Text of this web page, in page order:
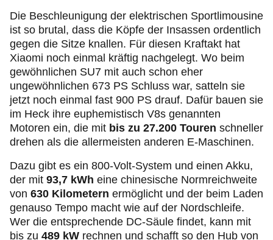
Die Beschleunigung der elektrischen Sportlimousine
ist so brutal, dass die Köpfe der Insassen ordentlich
gegen die Sitze knallen. Für diesen Kraftakt hat
Xiaomi noch einmal kräftig nachgelegt. Wo beim
gewöhnlichen SU7 mit auch schon eher
ungewöhnlichen 673 PS Schluss war, satteln sie
jetzt noch einmal fast 900 PS drauf. Dafür bauen sie
im Heck ihre euphemistisch V8s genannten
Motoren ein, die mit bis zu 27.200 Touren schneller
drehen als die allermeisten anderen E-Maschinen.
Dazu gibt es ein 800-Volt-System und einen Akku,
der mit 93,7 kWh eine chinesische Normreichweite
von 630 Kilometern ermöglicht und der beim Laden
genauso Tempo macht wie auf der Nordschleife.
Wer die entsprechende DC-Säule findet, kann mit
bis zu 489 kW rechnen und schafft so den Hub von